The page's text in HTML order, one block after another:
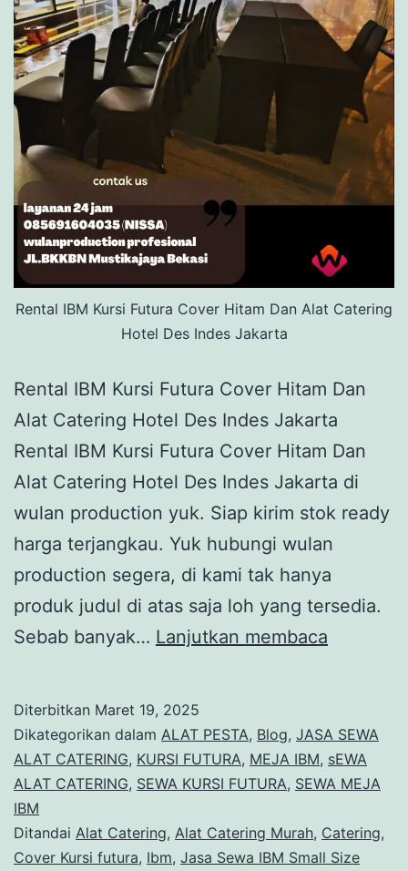
Rental IBM Kursi Futura Cover Hitam Dan Alat Catering
Hotel Des Indes Jakarta
Rental IBM Kursi Futura Cover Hitam Dan
Alat Catering Hotel Des Indes Jakarta
Rental IBM Kursi Futura Cover Hitam Dan
Alat Catering Hotel Des Indes Jakarta di
wulan production yuk. Siap kirim stok ready
harga terjangkau. Yuk hubungi wulan
production segera, di kami tak hanya
produk judul di atas saja loh yang tersedia.
Sebab banyak… Lanjutkan membaca
Futura
Cover
Hitam
Dan
Alat
Diterbitkan Maret 19, 2025
Dikategorikan dalam ALAT PESTA, Blog, JASA SEWA
ALAT CATERING, KURSI FUTURA, MEJA IBM, sEWA
ALAT CATERING, SEWA KURSI FUTURA, SEWA MEJA
IBM
Ditandai Alat Catering, Alat Catering Murah, Catering,
Cover Kursi futura, Ibm, Jasa Sewa IBM Small Size